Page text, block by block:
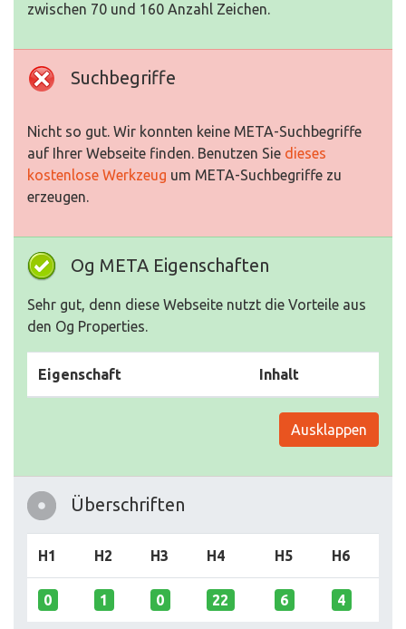
zwischen 70 und 160 Anzahl Zeichen.
Suchbegriffe
Nicht so gut. Wir konnten keine META-Suchbegriffe
auf Ihrer Webseite finden. Benutzen Sie dieses
kostenlose Werkzeug um META-Suchbegriffe zu
erzeugen.
Og META Eigenschaften
Sehr gut, denn diese Webseite nutzt die Vorteile aus
den Og Properties.
Eigenschaft Inhalt
Ausklappen
Überschriften
H1 H2 H3 H4 H5 H6
0 1 0 22 6 4